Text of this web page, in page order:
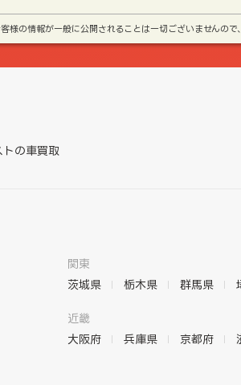
様の情報が一般に公開されることは一切ございませんの
トの車買取
関東
茨城県
栃木県 群馬県
近畿
大阪府
兵庫県 京都府